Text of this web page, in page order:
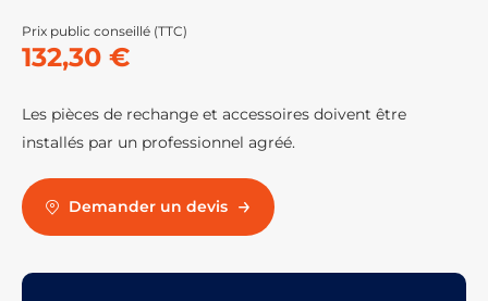
Prix public conseillé (TTC)
132,30 €
Les pièces de rechange et accessoires doivent être
installés par un professionnel agréé.
Demander un devis